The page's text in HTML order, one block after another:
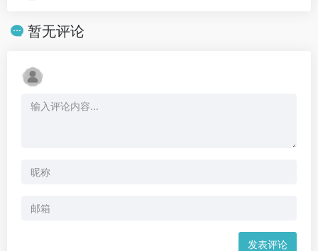
暂无评论
发表评论